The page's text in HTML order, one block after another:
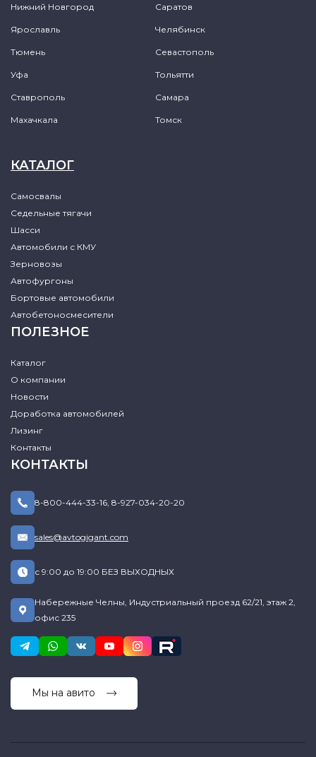
Нижний Новгород Саратов
Ярославль Челябинск
Тюмень Севастополь
Уфа Тольятти
Ставрополь Самара
Махачкала Томск
КАТАЛОГ
Самосвалы
Седельные тягачи
Шасси
Автомобили с КМУ
Зерновозы
Автофургоны
Бортовые автомобили
Автобетоносмесители
ПОЛЕЗНОЕ
Каталог
О компании
Новости
Доработка автомобилей
Лизинг
Контакты
КОНТАКТЫ
8-800-444-33-16 8-927-034-20-20
sales@avtogigant.com
с 9:00 до 19:00 БЕЗ ВЫХОДНЫХ
Набережные Челны, Индустриальный проезд 62/21, этаж 2,
офис 235
Мы на авито